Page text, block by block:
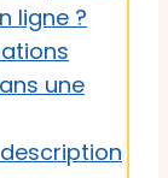
ligne ?
une